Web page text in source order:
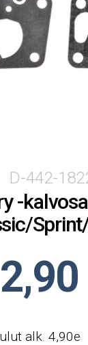
D-442-
-
alk. 4,90e